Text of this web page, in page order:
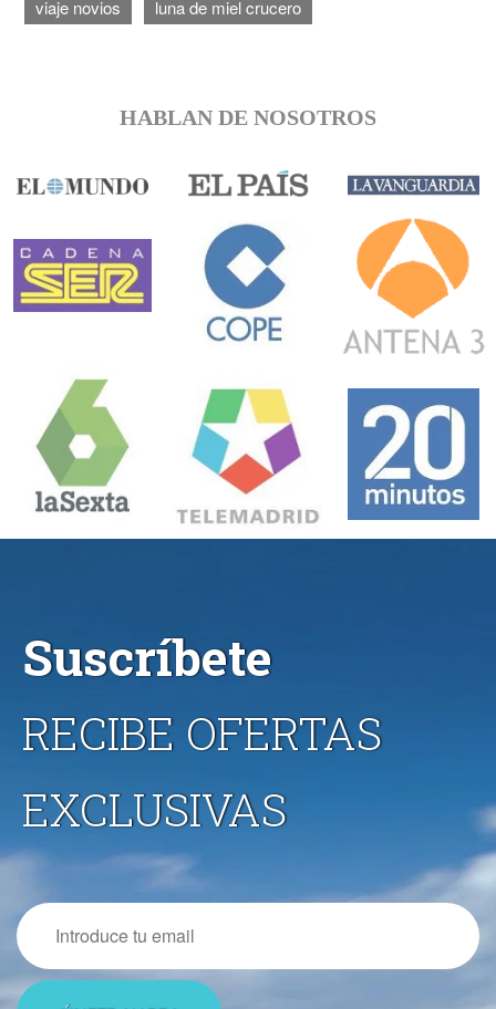
viaje novios
luna de miel crucero
HABLAN DE NOSOTROS
Suscríbete
RECIBE OFERTAS
EXCLUSIVAS
Email